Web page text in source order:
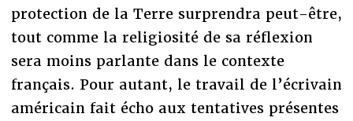
protection de la Terre surprendra peut-être,
tout comme la religiosité de sa réflexion
sera moins parlante dans le contexte
français. Pour autant, le travail de l’écrivain
américain fait écho aux tentatives présentes